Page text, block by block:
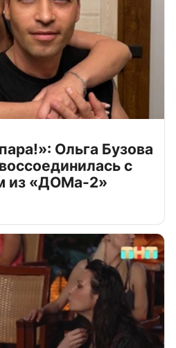
Ольга Бузова
с
из «ДОМа-2»